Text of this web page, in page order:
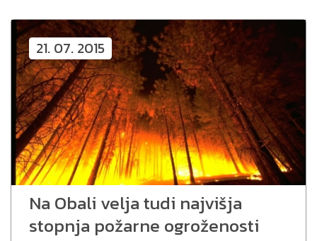
21. 07. 2015
Na Obali velja tudi najvišja
stopnja požarne ogroženosti